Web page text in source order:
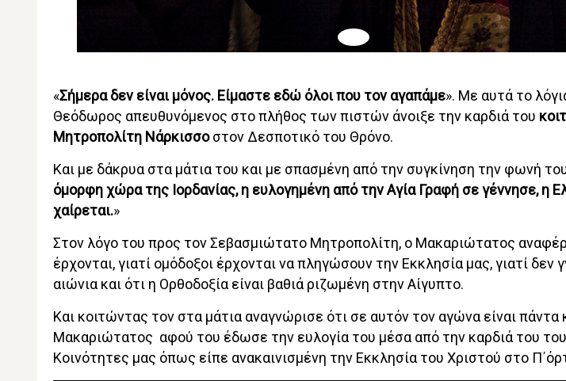
«Σήμερα δεν είναι μόνος. Είμαστε εδώ όλοι που τον αγαπάμε». Με αυτά το
Θεόδωρος απευθυνόμενος στο πλήθος των πιστών άνοιξε την καρδιά του
Μητροπολίτη Νάρκισσοστον Δεσποτικό του Θρόνο.
Και με δάκρυα στα μάτια του και με σπασμένη από την συγκίνηση την φωνή
όμορφη χώρα της Ιορδανίας, η ευλογημένη από την Αγία Γραφή σε γέννησε, η
χαίρεται.»
Στον λόγο του προς τον Σεβασμιώτατο Μητροπολίτη, ο Μακαριώτατος
έρχονται, γιατί ομόδοξοι έρχονται να πληγώσουν την Εκκλησία μας, γιατί δεν
αιώνια και ότι η Ορθοδοξία είναι βαθιά ριζωμένη στην Αίγυπτο.
Και κοιτώντας τον στα μάτια αναγνώρισε ότι σε αυτόν τον αγώνα είναι
Μακαριώτατος αφού του έδωσε την ευλογία του μέσα από την καρδιά του
Κοινότητες μας όπως είπε ανακαινισμένη την Εκκλησία του Χριστού στο